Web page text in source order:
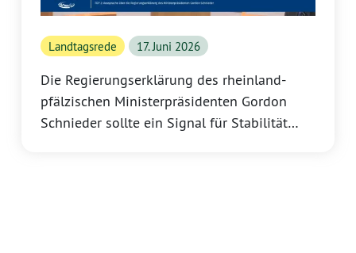
Landtagsrede 17. Juni 2026
Die Regierungserklärung des rheinland-
pfälzischen Ministerpräsidenten Gordon
Schnieder sollte ein Signal für Stabilität